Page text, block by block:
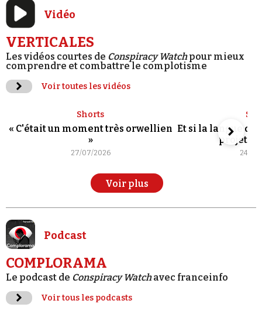
Vidéo
VERTICALES
Les vidéos courtes de Conspiracy Watchpour mieux
comprendre et combattre le complotisme
Voir toutes les vidéos
Shorts
« C'était un moment très orwellien
»
27/07/2026
Et si la langue de
projet
24/
Voir plus
Podcast
COMPLORAMA
Le podcast de Conspiracy Watchavec franceinfo
Voir tous les podcasts